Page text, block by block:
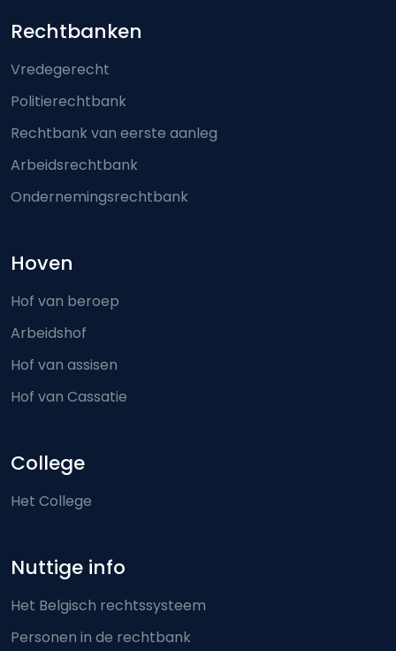
Footer-menu
Rechtbanken
Vredegerecht
Politierechtbank
Rechtbank van eerste aanleg
Arbeidsrechtbank
Ondernemingsrechtbank
Hoven
Hof van beroep
Arbeidshof
Hof van assisen
Hof van Cassatie
College
Het College
Nuttige info
Het Belgisch rechtssysteem
Personen in de rechtbank